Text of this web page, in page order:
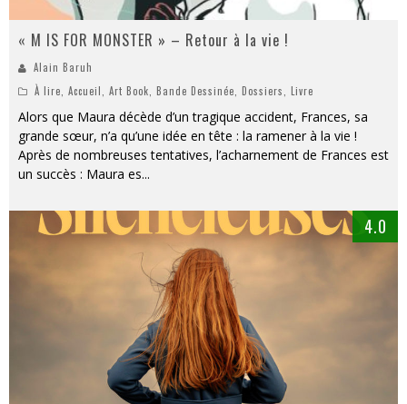
« M IS FOR MONSTER » – Retour à la vie !
Alain Baruh
À lire Accueil Art Book Bande Dessinée Dossiers Livre
Alors que Maura décède d’un tragique accident, Frances, sa
grande sœur, n’a qu’une idée en tête : la ramener à la vie !
Après de nombreuses tentatives, l’acharnement de Frances est
un succès : Maura es...
4.0